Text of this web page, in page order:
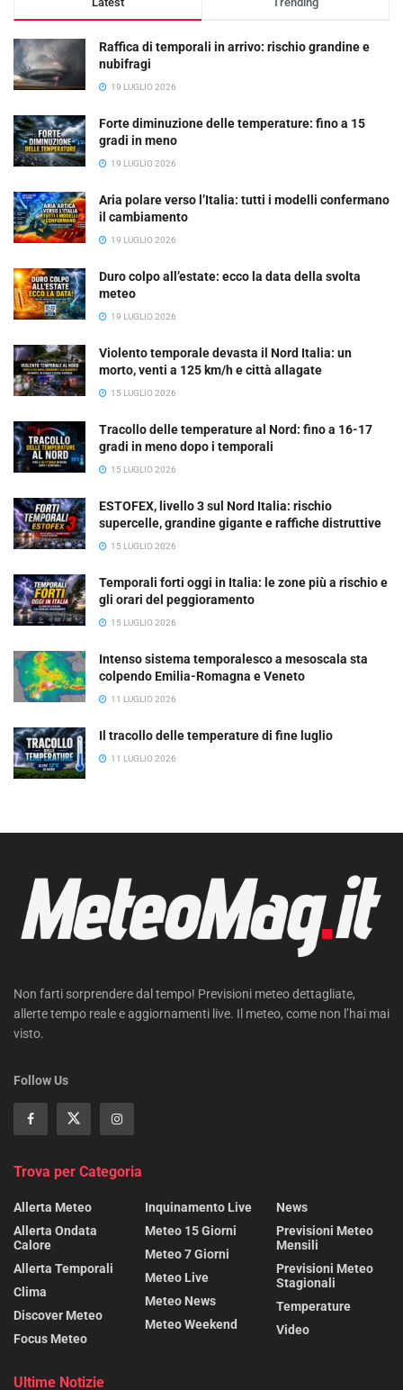
Raffica di temporali in arrivo: rischio grandine e
nubifragi
19 LUGLIO 2026
Forte diminuzione delle temperature: fino a 15
gradi in meno
19 LUGLIO 2026
Aria polare verso l’Italia: tutti i modelli confermano
il cambiamento
19 LUGLIO 2026
Duro colpo all’estate: ecco la data della svolta
meteo
19 LUGLIO 2026
Violento temporale devasta il Nord Italia: un
morto, venti a 125 km/h e città allagate
15 LUGLIO 2026
Tracollo delle temperature al Nord: fino a 16-17
gradi in meno dopo i temporali
15 LUGLIO 2026
ESTOFEX, livello 3 sul Nord Italia: rischio
supercelle, grandine gigante e raffiche distruttive
15 LUGLIO 2026
Temporali forti oggi in Italia: le zone più a rischio e
gli orari del peggioramento
15 LUGLIO 2026
Intenso sistema temporalesco a mesoscala sta
colpendo Emilia-Romagna e Veneto
11 LUGLIO 2026
Il tracollo delle temperature di fine luglio
11 LUGLIO 2026
Non farti sorprendere dal tempo! Previsioni meteo dettagliate,
allerte tempo reale e aggiornamenti live. Il meteo, come non l’hai mai
visto.
Follow Us
Trova per Categoria
Allerta Meteo
Allerta Ondata
Calore
Allerta Temporali
Clima
Discover Meteo
Focus Meteo
Inquinamento Live
Meteo 15 Giorni
Meteo 7 Giorni
Meteo Live
Meteo News
Meteo Weekend
News
Previsioni Meteo
Mensili
Previsioni Meteo
Stagionali
Temperature
Video
Ultime Notizie